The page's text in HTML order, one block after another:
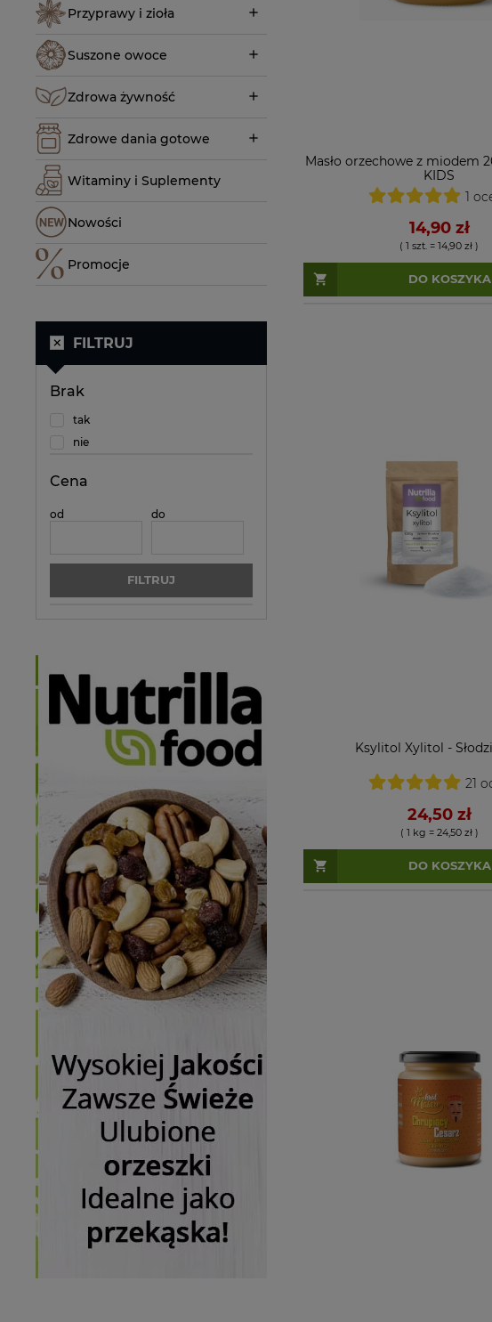
Przyprawy i zioła
Suszone owoce
Zdrowa żywność
Zdrowe dania gotowe
Witaminy i Suplementy
Nowości
Promocje
FILTRUJ
Brak
tak
nie
Cena
od do
FILTRUJ
Masło orzechowe z miodem
KIDS
1
14,90 zł
( 1 szt. = 14,90 zł )
DO KOSZYKA
Ksylitol Xylitol -
21
24,50 zł
( 1 kg = 24,50 zł )
DO KOSZYKA